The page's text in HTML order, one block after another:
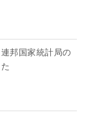
邦国家統計局の